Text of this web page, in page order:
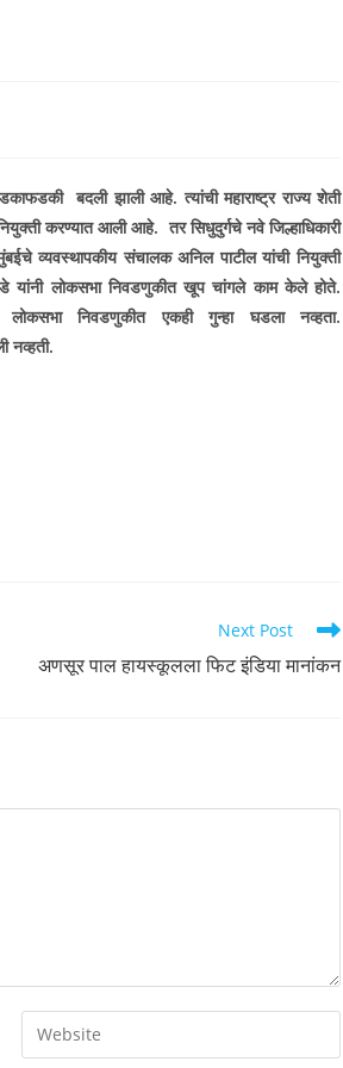
बदली झाली आहे. त्यांची महाराष्ट्र राज्य शेती
करण्यात आली आहे. तर सिधुदुर्गचे नवे जिल्हाधिकारी
व्यवस्थापकीय संचालक अनिलपाटील यांची नियुक्ती
यांनी लोकसभा निवडणुकीत खूप चांगले काम केले होते.
निवडणुकीत एकही गुन्हा घडला नव्हता.
नव्हती.
Next Post
अणसूर पाल हायस्कूलला फिट इंडिया मानांकन
Enter
your